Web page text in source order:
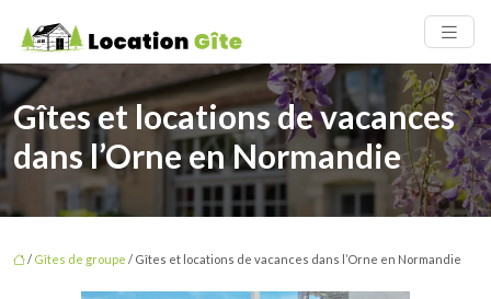
Gîtes et locations de vacances
dans l’Orne en Normandie
/ Gîtes de groupe / Gîtes et locations de vacances dans l’Orne en Normandie